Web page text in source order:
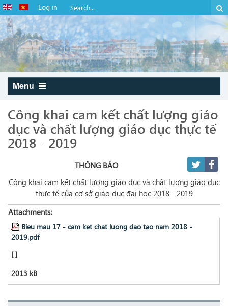
Log in
Menu
Công khai cam kết chất lượng giáo
dục và chất lượng giáo dục thực tế
2018 - 2019
THÔNG BÁO
Công khai cam kết chất lượng giáo dục và chất lượng giáo dục
thực tế của cơ sở giáo dục đại học 2018 - 2019
Attachments:
Bieu mau 17 - cam ket chat luong dao tao nam 2018 -
2019.pdf
[ ]
2013 kB